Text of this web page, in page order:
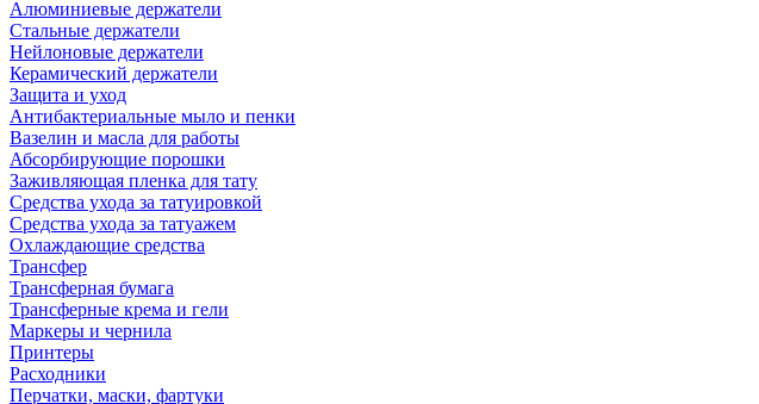
Алюминиевые держатели
Стальные держатели
Нейлоновые держатели
Керамический держатели
Защита и уход
Антибактериальные мыло и пенки
Вазелин и масла для работы
Абсорбирующие порошки
Заживляющая пленка для тату
Средства ухода за татуировкой
Средства ухода за татуажем
Охлаждающие средства
Трансфер
Трансферная бумага
Трансферные крема и гели
Маркеры и чернила
Принтеры
Расходники
Перчатки, маски, фартуки